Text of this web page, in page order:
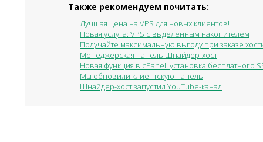
Также рекомендуем почитать:
Лучшая цена на VPS для новых клиентов!
Новая услуга: VPS с выделенным накопителем
Получайте максимальную выгоду при заказе
Менеджерская панель Шнайдер-хост
Новая функция в cPanel: установка бесплатного
Мы обновили клиентскую панель
Шнайдер-хост запустил YouTube-канал